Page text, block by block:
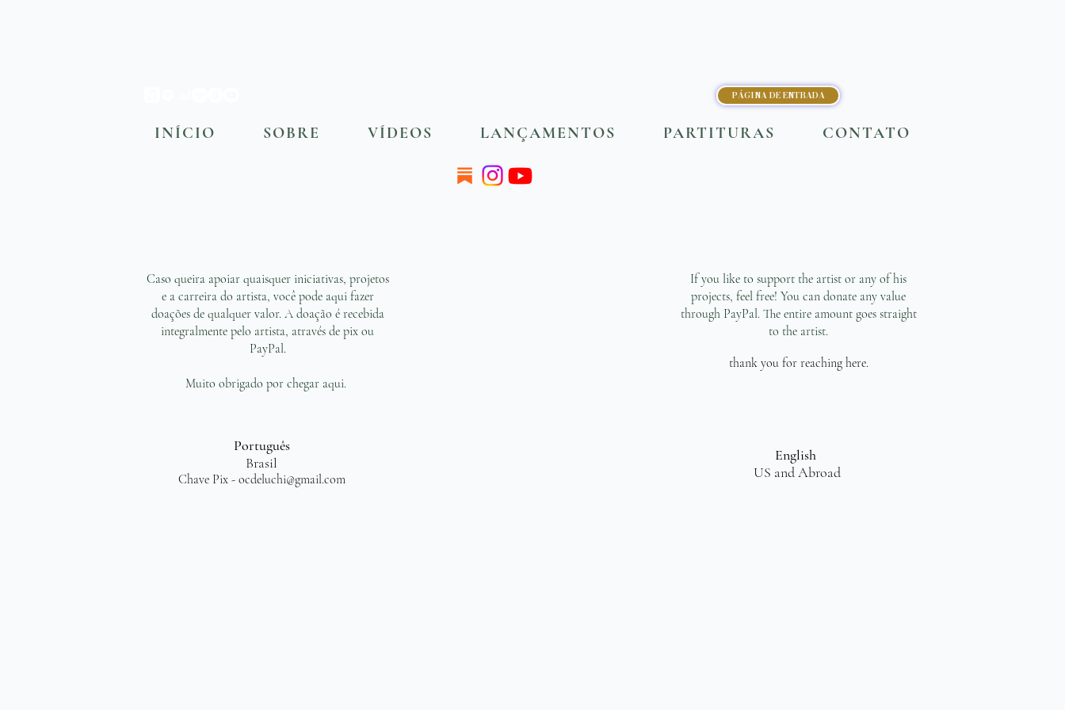
PÁGINA DE ENTRADA
INÍCIO SOBRE VÍDEOS LANÇAMENTOS PARTITURAS CONTATO
Caso queira apoiar quaisquer iniciativas, projetos
e a carreira do artista, você pode aqui fazer
doações de qualquer valor. A doação é recebida
integralmente pelo artista, através de pix ou
PayPal.
Muito obrigado por chegar aqui.
If you like to support the artist or any of his
projects, feel free! You can donate any value
through PayPal. The entire amount goes straight
to the artist.
thank you for reaching here.
Português
Brasil
Chave Pix - ocdeluchi@gmail.com
English
US and Abroad